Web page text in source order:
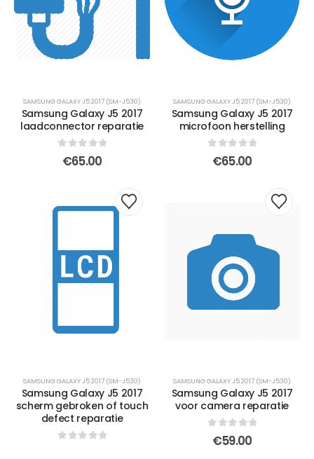
SAMSUNG GALAXY J5 2017 (SM-J530)
Samsung Galaxy J5 2017
laadconnector reparatie
out of 5
€65.00
SAMSUNG GALAXY J5 2017 (SM-J530)
Samsung Galaxy J5 2017
microfoon herstelling
out of 5
€65.00
SAMSUNG GALAXY J5 2017 (SM-J530)
Samsung Galaxy J5 2017
scherm gebroken of touch
defect reparatie
SAMSUNG GALAXY J5 2017 (SM-J530)
Samsung Galaxy J5 2017
voor camera reparatie
out of 5
€59.00